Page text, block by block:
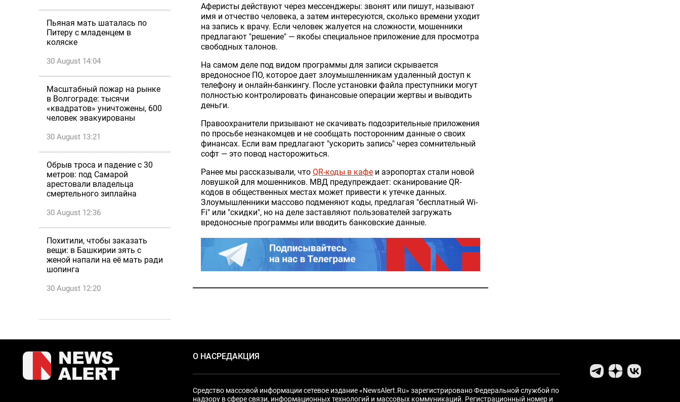
Пьяная мать шаталась по
Питеру с младенцем в
коляске
30 August 14:04
Масштабный пожар на рынке
в Волгограде: тысячи
«квадратов» уничтожены, 600
человек эвакуированы
30 August 13:21
Обрыв троса и падение с 30
метров: под Самарой
арестовали владельца
смертельного зиплайна
30 August 12:36
Похитили, чтобы заказать
вещи: в Башкирии зять с
женой напали на её мать ради
шопинга
30 August 12:20
Аферисты действуют через мессенджеры: звонят или пишут, называют
имя и отчество человека, а затем интересуются, сколько времени уходит
на запись к врачу. Если человек жалуется на сложности, мошенники
предлагают "решение" — якобы специальное приложение для просмотра
свободных талонов.
На самом деле под видом программы для записи скрывается
вредоносное ПО, которое дает злоумышленникам удаленный доступ к
телефону и онлайн-банкингу. После установки файла преступники могут
полностью контролировать финансовые операции жертвы и выводить
деньги.
Правоохранители призывают не скачивать подозрительные приложения
по просьбе незнакомцев и не сообщать посторонним данные о своих
финансах. Если вам предлагают "ускорить запись" через сомнительный
софт — это повод насторожиться.
Ранее мы рассказывали, что QR-коды в кафе и аэропортах стали новой
ловушкой для мошенников. МВД предупреждает: сканирование QR-
кодов в общественных местах может привести к утечке данных.
Злоумышленники массово подменяют коды, предлагая "бесплатный Wi-
Fi" или "скидки", но на деле заставляют пользователей загружать
вредоносные программы или вводить банковские данные.
О НАСРЕДАКЦИЯ
Средство массовой информации сетевое издание «NewsAlert.Ru» зарегистрировано Федеральной службой по
надзору в сфере связи, информационных технологий и массовых коммуникаций. Регистрационный номер и